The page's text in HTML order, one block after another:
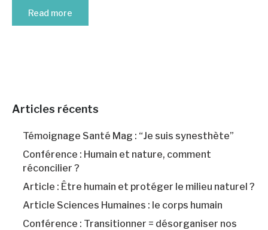
Read more
Articles récents
Témoignage Santé Mag : “Je suis synesthète”
Conférence : Humain et nature, comment
réconcilier ?
Article : Être humain et protéger le milieu naturel ?
Article Sciences Humaines : le corps humain
Conférence : Transitionner = désorganiser nos